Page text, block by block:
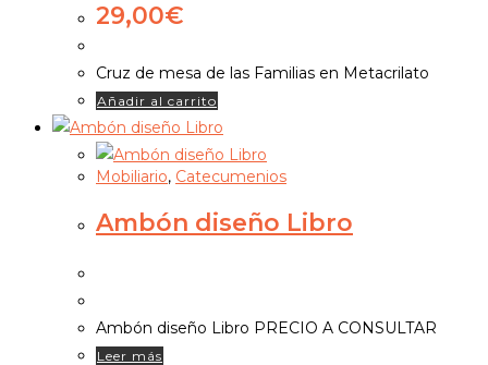
29,00€
Cruz de mesa de las Familias en Metacrilato
Añadir al carrito
Mobiliario, Catecumenios
Ambón diseño Libro
Ambón diseño Libro PRECIO A CONSULTAR
Leer más